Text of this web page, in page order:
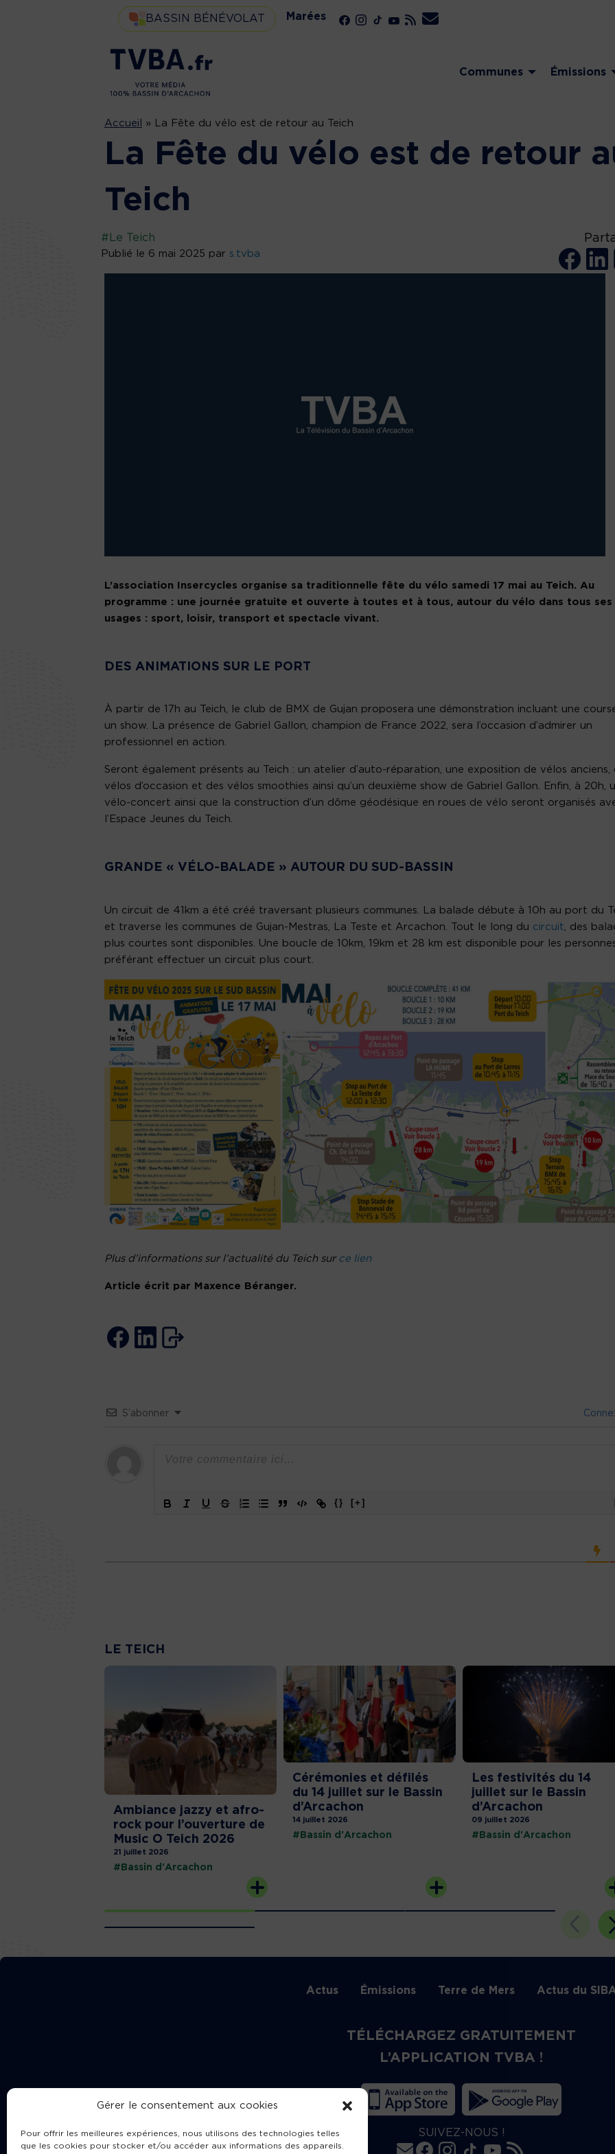
Gérer le consentement aux cookies
Pour offrir les meilleures expériences, nous utilisons des technologies telles
que les cookies pour stocker et/ou accéder aux informations des appareils.
BASSIN BÉNÉVOLAT Marées
Communes Émissions
Accueil » La Fête du vélo est de retour au Teich
La Fête du vélo est de retour
Teich
#Le Teich
Publié le 6 mai 2025 par s.tvba
L’association Insercycles organise sa traditionnelle fête du vélo samedi 17 mai au Teich. Au
programme : une journée gratuite et ouverte à toutes et à tous, autour du vélo dans tous ses
usages : sport, loisir, transport et spectacle vivant.
DES ANIMATIONS SUR LE PORT
À partir de 17h au Teich, le club de BMX de Gujan proposera une démonstration incluant une
un show. La présence de Gabriel Gallon, champion de France 2022, sera l’occasion d’admirer un
professionnel en action.
Seront également présents au Teich : un atelier d’auto-réparation, une exposition de vélos anciens,
vélos d’occasion et des vélos smoothies ainsi qu’un deuxième show de Gabriel Gallon. Enfin, à 20h,
vélo-concert ainsi que la construction d’un dôme géodésique en roues de vélo seront organisés
l’Espace Jeunes du Teich.
GRANDE « VÉLO-BALADE » AUTOUR DU SUD-BASSIN
Un circuit de 41km a été créé traversant plusieurs communes. La balade débute à 10h au port du
et traverse les communes de Gujan-Mestras, La Teste et Arcachon. Tout le long du circuit , des
plus courtes sont disponibles. Une boucle de 10km, 19km et 28 km est disponible pour les
préférant effectuer un circuit plus court.
Plus d’informations sur l’actualité du Teich sur ce lien
Article écrit par Maxence Béranger.
S’abonner
{} [+]
LE TEICH
Ambiance jazzy et afro-
rock pour l’ouverture de
Music O Teich 2026
21 juillet 2026
#Bassin d'Arcachon
Cérémonies et défilés
du 14 juillet sur le Bassin
d’Arcachon
14 juillet 2026
#Bassin d'Arcachon
Les festivités du 14
juillet sur le Bassin
d’Arcachon
09 juillet 2026
#Bassin d'Arcachon
Actus Émissions Terre de Mers Actus du
TÉLÉCHARGEZ GRATUITEMENT
L’APPLICATION TVBA !
SUIVEZ-NOUS !